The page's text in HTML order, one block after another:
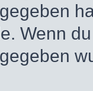
Wenn